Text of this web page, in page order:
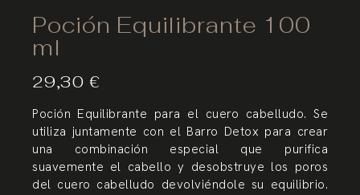
Poción Equilibrante 100
ml
29,30 €
Poción Equilibrante para el cuero cabelludo. Se
utiliza juntamente con el Barro Detox para crear
una combinación especial que purifica
suavemente el cabello y desobstruye los poros
del cuero cabelludo devolviéndole su equilibrio.